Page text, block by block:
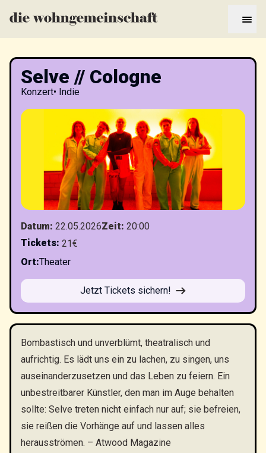
Selve // Cologne
Konzert• Indie
Datum: 22.05.2026Zeit: 20:00
Tickets: 21€
Ort:Theater
Jetzt Tickets sichern!
Bombastisch und unverblümt, theatralisch und
aufrichtig. Es lädt uns ein zu lachen, zu singen, uns
auseinanderzusetzen und das Leben zu feiern. Ein
unbestreitbarer Künstler, den man im Auge behalten
sollte: Selve treten nicht einfach nur auf; sie befreien,
sie reißen die Vorhänge auf und lassen alles
herausströmen. – Atwood Magazine